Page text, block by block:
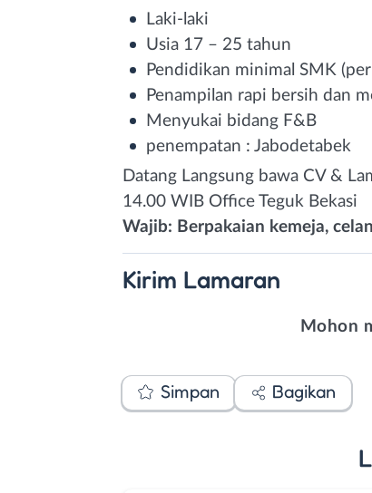
Laki-laki
Usia 17 – 25 tahun
Pendidikan minimal SMK
Penampilan rapi bersih dan
Menyukai bidang F&B
penempatan : Jabodetabek
Datang Langsung bawa CV &
14.00 WIB Office Teguk Bekasi
Wajib: Berpakaian kemeja,
Kirim Lamaran
Mohon
Simpan Bagikan